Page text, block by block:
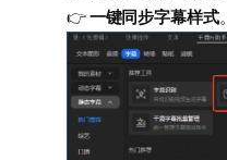
👉一键同步字幕样式。